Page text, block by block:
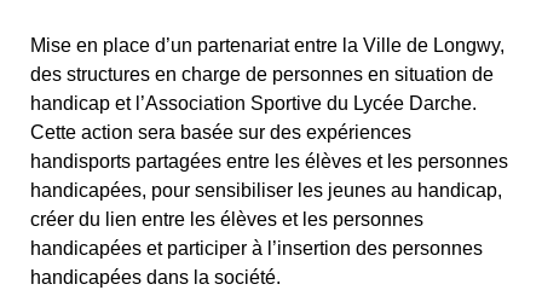
Mise en place d’un partenariat entre la Ville de Longwy,
des structures en charge de personnes en situation de
handicap et l’Association Sportive du Lycée Darche.
Cette action sera basée sur des expériences
handisports partagées entre les élèves et les personnes
handicapées, pour sensibiliser les jeunes au handicap,
créer du lien entre les élèves et les personnes
handicapées et participer à l’insertion des personnes
handicapées dans la société.